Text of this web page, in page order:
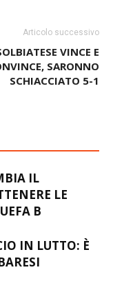
Articolo successivo
VINCE E
IL
LE
IN LUTTO: È